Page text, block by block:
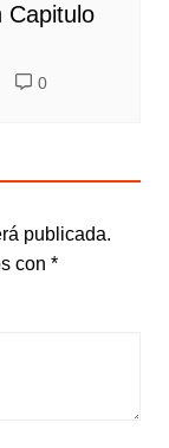
Capitulo
0
publicada.
con *